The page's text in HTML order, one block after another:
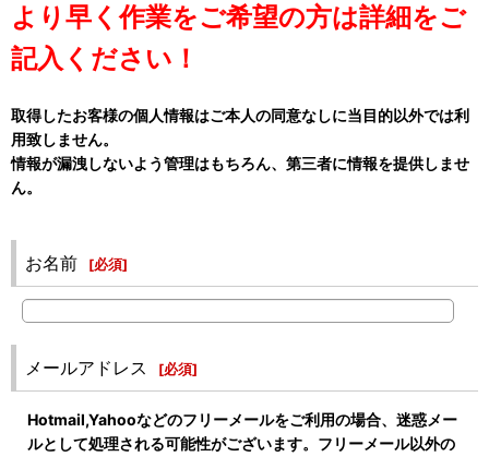
より早く作業をご希望の方は詳細をご
記入ください！
取得したお客様の個人情報はご本人の同意なしに当目的以外では利
用致しません。
情報が漏洩しないよう管理はもちろん、第三者に情報を提供しませ
ん。
お名前 [必須]
メールアドレス [必須]
Hotmail,Yahooなどのフリーメールをご利用の場合、迷惑メー
ルとして処理される可能性がございます。フリーメール以外の